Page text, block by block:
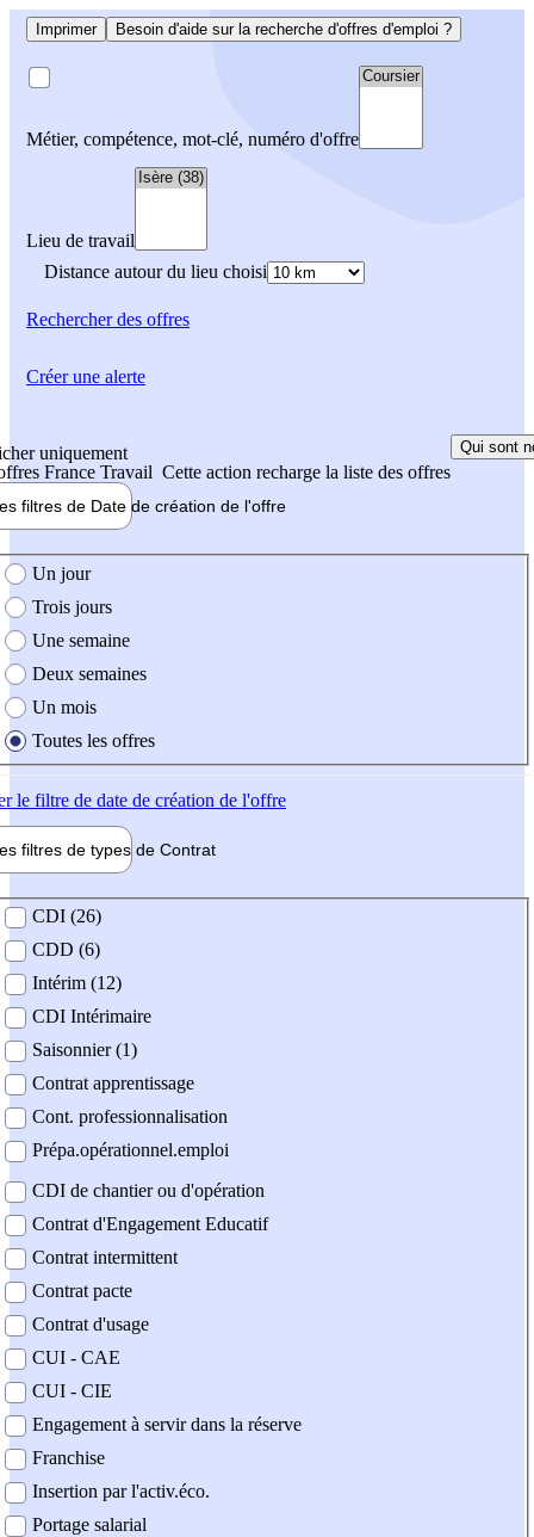
Imprimer Besoin d'aide sur la recherche d'offres d'emploi ?
Métier, compétence, mot-clé, numéro d'offre
Lieu de travail
Distance autour du lieu choisi
Rechercherdes offres
uniquement
France Travail Cette action recharge la liste des offres
Qui sont
filtres de Date de création de l'offre
création de l'offre
Un jour
Trois jours
Une semaine
Deux semaines
Un mois
Toutes les offres
le filtre de date de création de l'offre
filtres de types de Contrat
contrat
CDI (26)
CDD (6)
Intérim (12)
CDI Intérimaire
Saisonnier (1)
Contrat apprentissage
Cont. professionnalisation
Prépa.opérationnel.emploi
CDI de chantier ou d'opération
Contrat d'Engagement Educatif
Contrat intermittent
Contrat pacte
Contrat d'usage
CUI - CAE
CUI - CIE
Engagement à servir dans la réserve
Franchise
Insertion par l'activ.éco.
Portage salarial
Créer une alerte